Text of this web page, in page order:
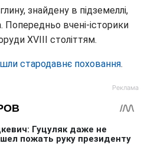
знайдену в підземеллі,
Попередньо вчені-історики
ХVIII століттям.
стародавнє поховання.